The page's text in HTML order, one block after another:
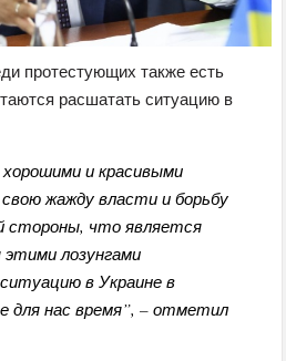
протестующих также есть
расшатать ситуацию в
и красивыми
жажду власти и борьбу
стороны, что является
лозунгами
в Украине в
для нас время”, – отметил